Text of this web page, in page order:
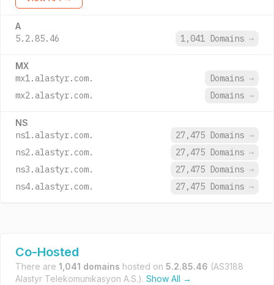
A
5.2.85.46 1,041 Domains →
MX
mx1.alastyr.com. Domains →
mx2.alastyr.com.
Domains →
NS
ns1.alastyr.com. 27,475 Domains →
ns2.alastyr.com.
27,475 Domains →
ns3.alastyr.com.
27,475 Domains →
ns4.alastyr.com.
27,475 Domains →
Co-Hosted
There are 1,041 domains hosted on 5.2.85.46 (AS3188
Alastyr Telekomunikasyon A.S.). Show All →